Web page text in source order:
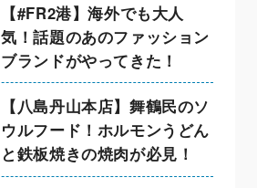
【#FR2港】海外でも大人
気！話題のあのファッション
ブランドがやってきた！
【八島丹山本店】舞鶴民のソ
ウルフード！ホルモンうどん
と鉄板焼きの焼肉が必見！